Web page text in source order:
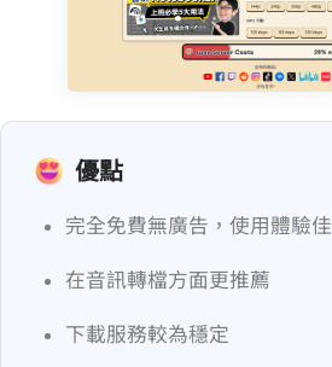
優點
完全免費無廣告，使用體驗佳
在音訊轉檔方面更推薦
下載服務較為穩定